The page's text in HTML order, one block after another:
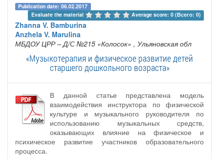
Publication date: 06.02.2017
Evaluate the material
Average score: 0 (Всего: 0)
Zhanna V. Bamburina
Anzhela V. Marulina
МБДОУ ЦРР – Д/С №215 «Колосок» , Ульяновская обл
«Музыкотерапия и физическое развитие детей
старшего дошкольного возраста»
В данной статье представлена модель
взаимодействия инструктора по физической
культуре и музыкального руководителя по
использованию музыкальных средств,
оказывающих влияние на физическое и
психическое развитие участников образовательного
процесса.